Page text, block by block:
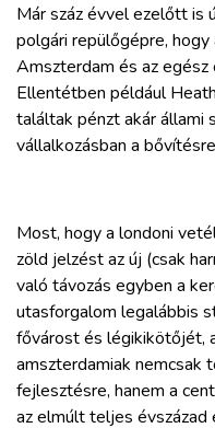
Már száz évvel ezelőtt
polgári repülőgépre,
Amszterdam és az
Ellentétben például
találtak pénzt akár állami
vállalkozásban a
Most, hogy a londoni
zöld jelzést az új (csak
való távozás egyben a
utasforgalom legalábbis
fővárost és légikikötőjét,
amszterdamiak nemcsak
fejlesztésre, hanem a
az elmúlt teljes